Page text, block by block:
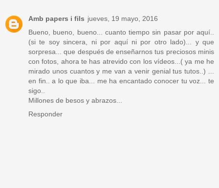
Amb papers i fils jueves, 19 mayo, 2016
Bueno, bueno, bueno... cuanto tiempo sin pasar por aquí..
(si te soy sincera, ni por aquí ni por otro lado)... y que
sorpresa... que después de enseñarnos tus preciosos minis
con fotos, ahora te has atrevido con los vídeos...( ya me he
mirado unos cuantos y me van a venir genial tus tutos..) ...
en fin.. a lo que iba... me ha encantado conocer tu voz... te
sigo..
Millones de besos y abrazos...
Responder